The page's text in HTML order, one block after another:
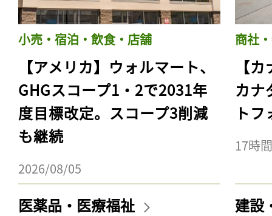
小売・宿泊・飲食・店舗
【アメリカ】ウォルマート、
GHGスコープ1・2で2031年
度目標改定。スコープ3削減
も継続
2026/08/05
商社
【
カナ
ト
17時
医薬品・医療福祉 建設